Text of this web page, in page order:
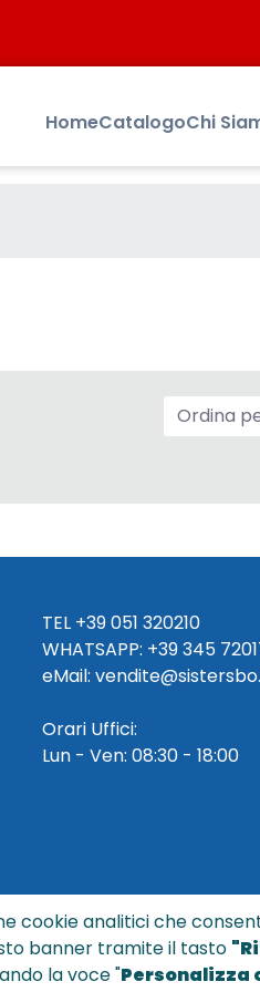
HomeCatalogoChi
Ordina
TEL +39 051 320210
WHATSAPP: +39345
eMail:
Orari Uffici:
Lun - Ven: 08:30 - 18:00
cookie analitici che
banner tramite il tasto
la voce "Personalizza